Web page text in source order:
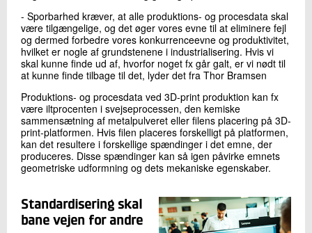
- Sporbarhed kræver, at alle produktions- og procesdata skal
være tilgængelige, og det øger vores evne til at eliminere fejl
og dermed forbedre vores konkurrenceevne og produktivitet,
hvilket er nogle af grundstenene i industrialisering. Hvis vi
skal kunne finde ud af, hvorfor noget fx går galt, er vi nødt til
at kunne finde tilbage til det, lyder det fra Thor Bramsen
Produktions- og procesdata ved 3D-print produktion kan fx
være iltprocenten i svejseprocessen, den kemiske
sammensætning af metalpulveret eller filens placering på 3D-
print-platformen. Hvis filen placeres forskelligt på platformen,
kan det resultere i forskellige spændinger i det emne, der
produceres. Disse spændinger kan så igen påvirke emnets
geometriske udformning og dets mekaniske egenskaber.
Standardisering skal
bane vejen for andre